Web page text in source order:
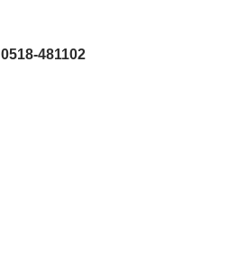
0518-481102